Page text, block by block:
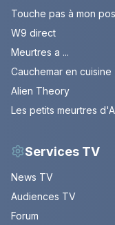
Touche pas à mon
W9 direct
Meurtres a ...
Cauchemar en cuisine
Alien Theory
Les petits meurtres
Services TV
News TV
Audiences TV
Forum